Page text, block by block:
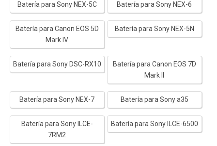
Batería para Sony NEX-5C Batería para Sony NEX-6
Batería para Canon EOS 5D
Mark IV
Batería para Sony NEX-5N
Batería para Sony DSC-RX10
Batería para Canon EOS 7D
Mark II
Batería para Sony NEX-7 Batería para Sony a35
Batería para Sony ILCE-
7RM2
Batería para Sony ILCE-6500